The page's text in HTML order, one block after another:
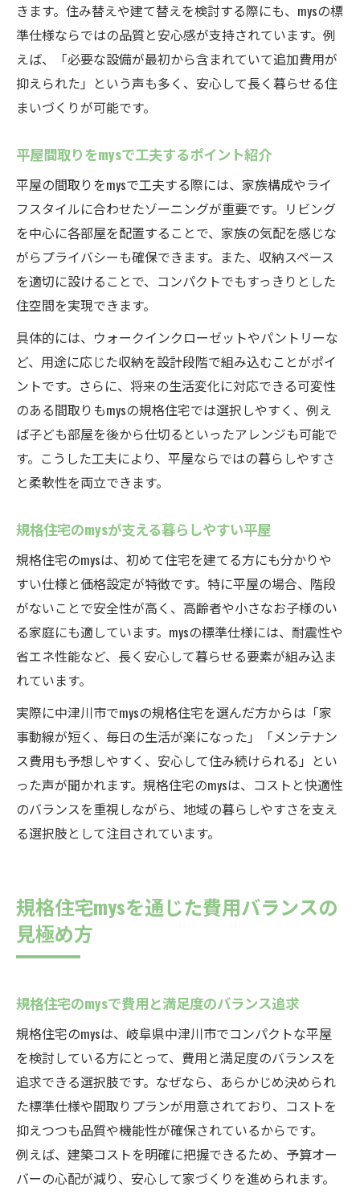
きます。住み替えや建て替えを検討する際にも、mysの標
準仕様ならではの品質と安心感が支持されています。例
えば、「必要な設備が最初から含まれていて追加費用が
抑えられた」という声も多く、安心して長く暮らせる住
まいづくりが可能です。
平屋間取りをmysで工夫するポイント紹介
平屋の間取りをmysで工夫する際には、家族構成やライ
フスタイルに合わせたゾーニングが重要です。リビング
を中心に各部屋を配置することで、家族の気配を感じな
がらプライバシーも確保できます。また、収納スペース
を適切に設けることで、コンパクトでもすっきりとした
住空間を実現できます。
具体的には、ウォークインクローゼットやパントリーな
ど、用途に応じた収納を設計段階で組み込むことがポイ
ントです。さらに、将来の生活変化に対応できる可変性
のある間取りもmysの規格住宅では選択しやすく、例え
ば子ども部屋を後から仕切るといったアレンジも可能で
す。こうした工夫により、平屋ならではの暮らしやすさ
と柔軟性を両立できます。
規格住宅のmysが支える暮らしやすい平屋
規格住宅のmysは、初めて住宅を建てる方にも分かりや
すい仕様と価格設定が特徴です。特に平屋の場合、階段
がないことで安全性が高く、高齢者や小さなお子様のい
る家庭にも適しています。mysの標準仕様には、耐震性や
省エネ性能など、長く安心して暮らせる要素が組み込ま
れています。
実際に中津川市でmysの規格住宅を選んだ方からは「家
事動線が短く、毎日の生活が楽になった」「メンテナン
ス費用も予想しやすく、安心して住み続けられる」とい
った声が聞かれます。規格住宅のmysは、コストと快適性
のバランスを重視しながら、地域の暮らしやすさを支え
る選択肢として注目されています。
規格住宅mysを通じた費用バランスの
見極め方
規格住宅のmysで費用と満足度のバランス追求
規格住宅のmysは、岐阜県中津川市でコンパクトな平屋
を検討している方にとって、費用と満足度のバランスを
追求できる選択肢です。なぜなら、あらかじめ決められ
た標準仕様や間取りプランが用意されており、コストを
抑えつつも品質や機能性が確保されているからです。
例えば、建築コストを明確に把握できるため、予算オー
バーの心配が減り、安心して家づくりを進められます。